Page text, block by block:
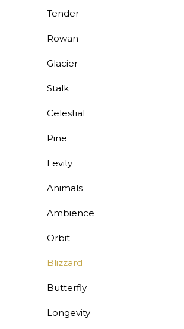
Tender
Rowan
Glacier
Stalk
Celestial
Pine
Levity
Animals
Ambience
Orbit
Blizzard
Butterfly
Longevity